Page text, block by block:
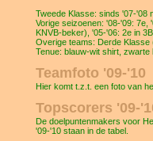
Tweede Klasse: sinds '07-'08
Vorige seizoenen: '08-'09: 7e,
KNVB-beker), '05-'06: 2e in 3B
Overige teams: Derde Klasse
Tenue: blauw-wit shirt,
Teamfoto '09-'10
Hier komt t.z.t. een foto van
Topscorers '09-
De doelpuntenmakers voor
'09-'10 staan in de tabel.